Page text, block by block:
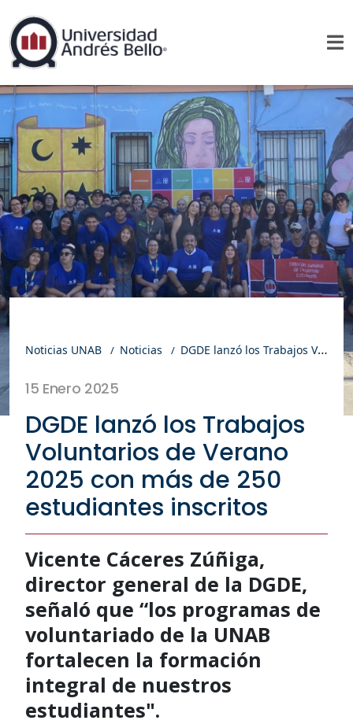
Noticias UNAB Noticias DGDE lanzó los Trabajos Voluntarios de Verano 2025 con más de 250 estudiantes inscritos
15 Enero 2025
DGDE lanzó los Trabajos
Voluntarios de Verano
2025 con más de 250
estudiantes inscritos
Vicente Cáceres Zúñiga,
director general de la DGDE,
señaló que “los programas de
voluntariado de la UNAB
fortalecen la formación
integral de nuestros
estudiantes".